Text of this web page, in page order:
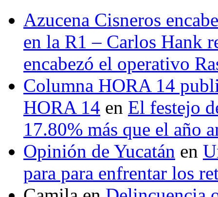
Azucena Cisneros
en la R1 – Carlos Hank
encabezó el operativo
Columna HORA 14
HORA 14 en El festejo
17.80% más que el año
Opinión de Yucatán en
para para enfrentar los